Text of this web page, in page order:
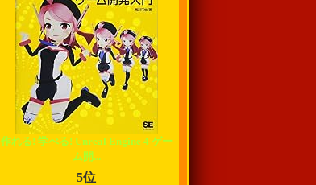
作れる! 学べる! Unreal Engine 4 ゲー
ム開...
5位